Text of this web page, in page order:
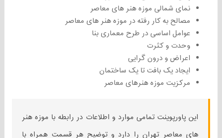
نمای شمالی موزه هنر های معاصر
مصالح به کار رفته در موزه هنر های معاصر
عوامل اساسی در طرح معماری بنا
وحدت و کثرت
اعراض و درون گرایی
ایجاد یک بافت تا یک ساختمان
مرکزیت موزه هنرهای معاصر
این پاورپوینت تمامی موارد و اطلاعات در رابطه با موزه هنر
های معاصر تهران را دارد و توضیح هر قسمت همراه با